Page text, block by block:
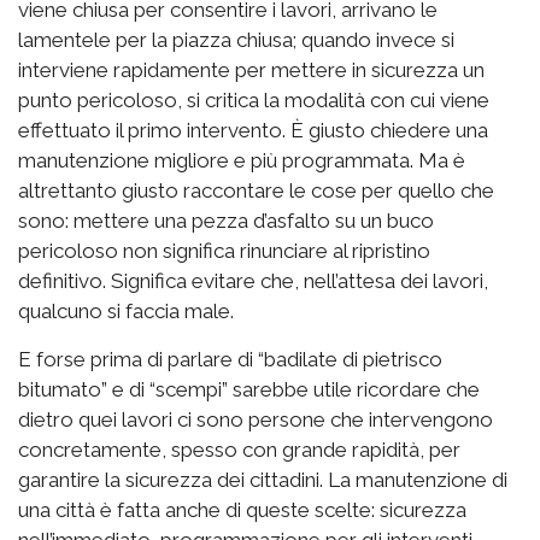
viene chiusa per consentire i lavori, arrivano le
lamentele per la piazza chiusa; quando invece si
interviene rapidamente per mettere in sicurezza un
punto pericoloso, si critica la modalità con cui viene
effettuato il primo intervento. È giusto chiedere una
manutenzione migliore e più programmata. Ma è
altrettanto giusto raccontare le cose per quello che
sono: mettere una pezza d’asfalto su un buco
pericoloso non significa rinunciare al ripristino
definitivo. Significa evitare che, nell’attesa dei lavori,
qualcuno si faccia male.
E forse prima di parlare di “badilate di pietrisco
bitumato” e di “scempi” sarebbe utile ricordare che
dietro quei lavori ci sono persone che intervengono
concretamente, spesso con grande rapidità, per
garantire la sicurezza dei cittadini. La manutenzione di
una città è fatta anche di queste scelte: sicurezza